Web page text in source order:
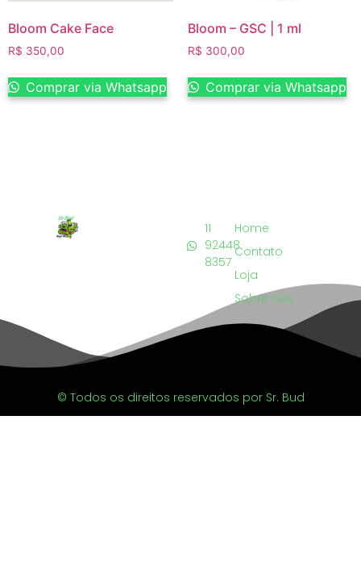
Bloom Cake Face
R$ 350,00
Comprar via Whatsapp
Bloom – GSC | 1 ml
R$ 300,00
Comprar via Whatsapp
Home
Contato
Loja
Sobre nós
11
92448
8357
© Todos os direitos reservados por Sr. Bud